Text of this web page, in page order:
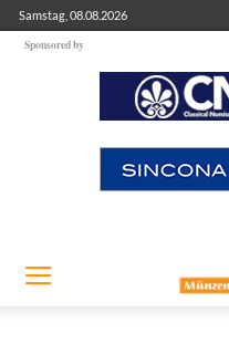
Samstag, 08.08.2026
Sponsored by